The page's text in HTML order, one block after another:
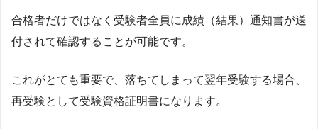
合格者だけではなく受験者全員に成績（結果）通知書が送
付されて確認することが可能です。
これがとても重要で、落ちてしまって翌年受験する場合、
再受験として受験資格証明書になります。